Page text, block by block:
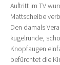
Auftritt im TV
Mattscheibe
Den damals
kugelrunde,
Knopfaugen
befürchtet die